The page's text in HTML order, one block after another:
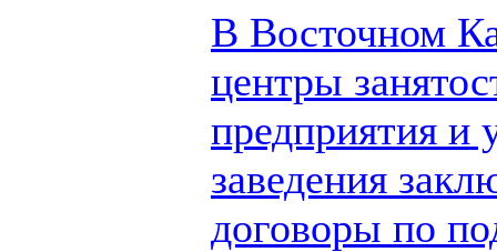
В Восточном
центры
предприятия и
заведения
договоры по